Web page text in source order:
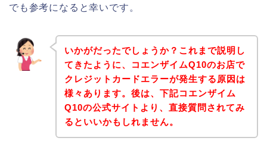
でも参考になると幸いです。
いかがだったでしょうか？これまで説明し
てきたように、コエンザイムQ10のお店で
クレジットカードエラーが発生する原因は
様々あります。後は、下記コエンザイム
Q10の公式サイトより、直接質問されてみ
るといいかもしれません。